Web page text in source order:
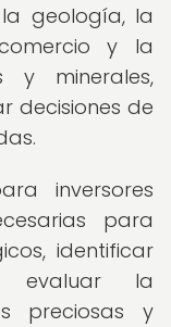
geología, la
y la
y minerales,
decisiones de
inversores
para
identificar
evaluar la
preciosas y